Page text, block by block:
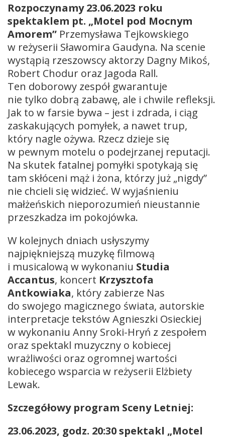
Rozpoczynamy 23.06.2023 roku
spektaklem pt. „Motel pod Mocnym
Amorem” Przemysława Tejkowskiego
w reżyserii Sławomira Gaudyna. Na scenie
wystąpią rzeszowscy aktorzy Dagny Mikoś,
Robert Chodur oraz Jagoda Rall.
Ten doborowy zespół gwarantuje
nie tylko dobrą zabawę, ale i chwile refleksji.
Jak to w farsie bywa – jest i zdrada, i ciąg
zaskakujących pomyłek, a nawet trup,
który nagle ożywa. Rzecz dzieje się
w pewnym motelu o podejrzanej reputacji.
Na skutek fatalnej pomyłki spotykają się
tam skłóceni mąż i żona, którzy już „nigdy”
nie chcieli się widzieć. W wyjaśnieniu
małżeńskich nieporozumień nieustannie
przeszkadza im pokojówka.
W kolejnych dniach usłyszymy
najpiękniejszą muzykę filmową
i musicalową w wykonaniu Studia
Accantus, koncert Krzysztofa
Antkowiaka, który zabierze Nas
do swojego magicznego świata, autorskie
interpretacje tekstów Agnieszki Osieckiej
w wykonaniu Anny Sroki-Hryń z zespołem
oraz spektakl muzyczny o kobiecej
wrażliwości oraz ogromnej wartości
kobiecego wsparcia w reżyserii Elżbiety
Lewak.
Szczegółowy program Sceny Letniej:
23.06.2023, godz. 20:30 spektakl „Motel